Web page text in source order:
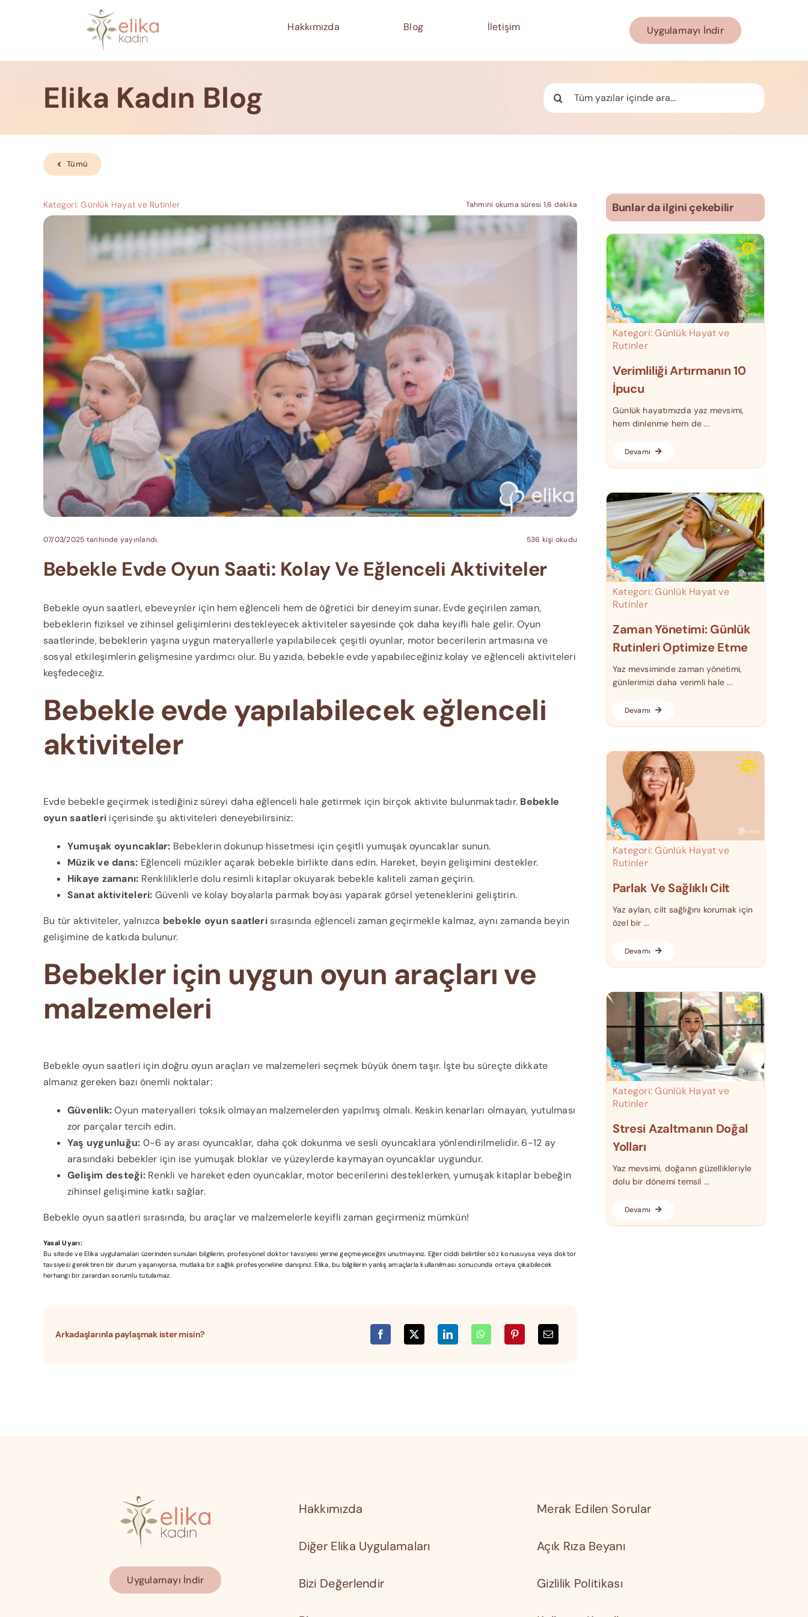
Hakkımızda Blog İletişim Uygulamayı İndir
Elika Kadın Blog Ara:
Tümü
Kategori:Günlük Hayat ve Rutinler Tahmini okuma süresi 1,6 dakika
07/03/2025 tarihinde yayınlandı. 536 kişi okudu
Bebekle Evde Oyun Saati: Kolay Ve Eğlenceli Aktiviteler
Bebekle oyun saatleri, ebeveynler için hem eğlenceli hem de öğretici bir deneyim sunar. Evde geçirilen zaman,
bebeklerin fiziksel ve zihinsel gelişimlerini destekleyecek aktiviteler sayesinde çok daha keyifli hale gelir. Oyun
saatlerinde, bebeklerin yaşına uygun materyallerle yapılabilecek çeşitli oyunlar, motor becerilerin artmasına ve
sosyal etkileşimlerin gelişmesine yardımcı olur. Bu yazıda, bebekle evde yapabileceğiniz kolay ve eğlenceli aktiviteleri
keşfedeceğiz.
Bebekle evde yapılabilecek eğlenceli
aktiviteler
Evde bebekle geçirmek istediğiniz süreyi daha eğlenceli hale getirmek için birçok aktivite bulunmaktadır. Bebekle
oyun saatleri içerisinde şu aktiviteleri deneyebilirsiniz:
Yumuşak oyuncaklar: Bebeklerin dokunup hissetmesi için çeşitli yumuşak oyuncaklar sunun.
Müzik ve dans: Eğlenceli müzikler açarak bebekle birlikte dans edin. Hareket, beyin gelişimini destekler.
Hikaye zamanı: Renkliliklerle dolu resimli kitaplar okuyarak bebekle kaliteli zaman geçirin.
Sanat aktiviteleri: Güvenli ve kolay boyalarla parmak boyası yaparak görsel yeteneklerini geliştirin.
Bu tür aktiviteler, yalnızca bebekle oyun saatlerisırasında eğlenceli zaman geçirmekle kalmaz, aynı zamanda beyin
gelişimine de katkıda bulunur.
Bebekler için uygun oyun araçları ve
malzemeleri
Bebekle oyun saatleri için doğru oyun araçları ve malzemeleri seçmek büyük önem taşır. İşte bu süreçte dikkate
almanız gereken bazı önemli noktalar:
Güvenlik:Oyun materyalleri toksik olmayan malzemelerden yapılmış olmalı. Keskin kenarları olmayan, yutulması
zor parçalar tercih edin.
Yaş uygunluğu: 0-6 ay arası oyuncaklar, daha çok dokunma ve sesli oyuncaklara yönlendirilmelidir. 6-12 ay
arasındaki bebekler için ise yumuşak bloklar ve yüzeylerde kaymayan oyuncaklar uygundur.
Gelişim desteği:Renkli ve hareket eden oyuncaklar, motor becerilerini desteklerken, yumuşak kitaplar bebeğin
zihinsel gelişimine katkı sağlar.
Bebekle oyun saatleri sırasında, bu araçlar ve malzemelerle keyifli zaman geçirmeniz mümkün!
Yasal Uyarı:
Bu sitede ve Elika uygulamaları üzerinden sunulan bilgilerin, profesyonel doktor tavsiyesi yerine geçmeyeceğini unutmayınız. Eğer ciddi belirtiler söz konusuysa veya doktor
tavsiyesi gerektiren bir durum yaşanıyorsa, mutlaka bir sağlık profesyoneline danışınız. Elika, bu bilgilerin yanlış amaçlarla kullanılması sonucunda ortaya çıkabilecek
herhangi bir zarardan sorumlu tutulamaz.
Arkadaşlarınla paylaşmak ister misin?
Bunlar da ilgini çekebilir
Kategori:Günlük Hayat ve
Rutinler
Verimliliği Artırmanın 10
İpucu
Günlük hayatımızda yaz mevsimi,
hem dinlenme hem de ...
Devamı
Kategori:Günlük Hayat ve
Rutinler
Zaman Yönetimi: Günlük
Rutinleri Optimize Etme
Yaz mevsiminde zaman yönetimi,
günlerimizi daha verimli hale ...
Devamı
Kategori:Günlük Hayat ve
Rutinler
Parlak Ve Sağlıklı Cilt
Yaz ayları, cilt sağlığını korumak için
özel bir ...
Devamı
Kategori:Günlük Hayat ve
Rutinler
Stresi Azaltmanın Doğal
Yolları
Yaz mevsimi, doğanın güzellikleriyle
dolu bir dönemi temsil ...
Devamı
Uygulamayı İndir
Hakkımızda
Diğer Elika Uygulamaları
Bizi Değerlendir
Merak Edilen Sorular
Açık Rıza Beyanı
Gizlilik Politikası